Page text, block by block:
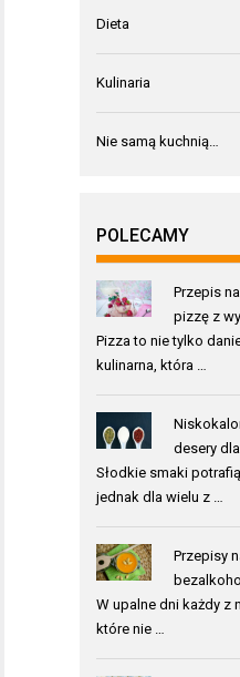
Dieta
Kulinaria
Nie samą kuchnią…
POLECAMY
Przepis
pizzę z
Pizza to nie tylko
kulinarna, która …
desery
Słodkie smaki
jednak dla wielu z …
Przepisy
W upalne dni każdy z
które nie …